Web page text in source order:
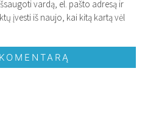
vardą, el. pašto adresą ir
įvesti iš naujo, kai kitą kartą vėl